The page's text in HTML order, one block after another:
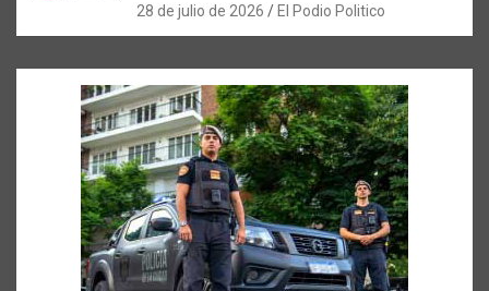
28 de julio de 2026 El Podio Politico